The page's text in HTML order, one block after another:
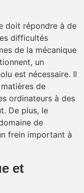
doit répondre à de
difficultés
de la mécanique
un
est nécessaire. Il
de
ordinateurs à des
De plus, le
de
frein important à
et